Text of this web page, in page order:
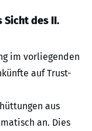
des II.
im vorliegenden
auf Trust-
aus
an. Dies